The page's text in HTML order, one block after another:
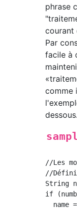
phrase
courant
Par
facile à
comme
dessous.
//Les
//
String
if
name